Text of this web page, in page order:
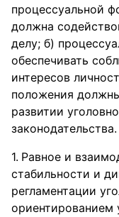
процессуальной
должна
делу; б)
обеспечивать
интересов
положения
развитии
законодательства.
Равное и
стабильности и
регламентации
ориентированием